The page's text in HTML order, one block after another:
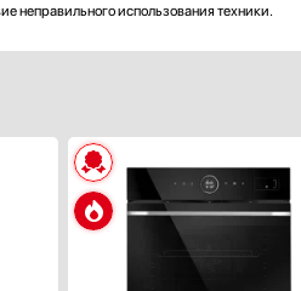
неправильного использования техники.
Способ подключения:
Ширина (см):